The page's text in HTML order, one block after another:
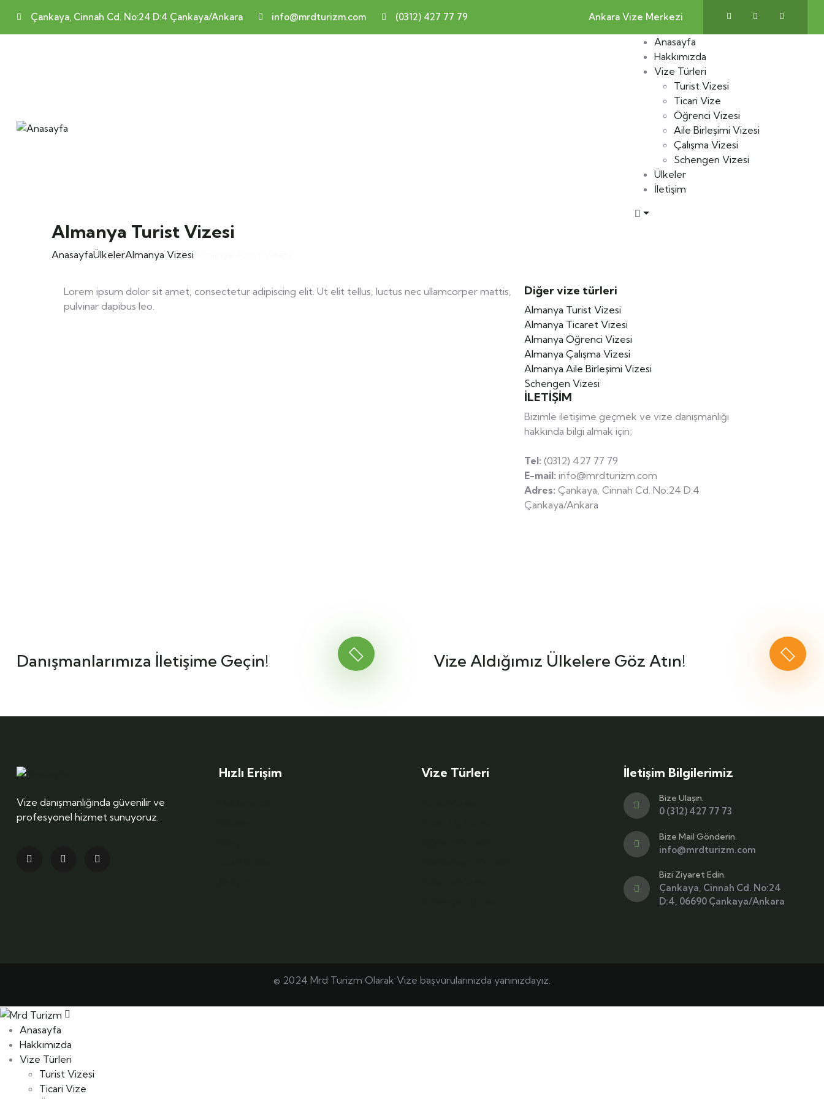
Çankaya, Cinnah Cd. No:24 D:4 Çankaya/Ankara info@mrdturizm.com (0312) 427 77 79 Ankara Vize Merkezi
Anasayfa
Hakkımızda
Vize Türleri
Turist Vizesi
Ticari Vize
Öğrenci Vizesi
Aile Birleşimi Vizesi
Çalışma Vizesi
Schengen Vizesi
Ülkeler
İletişim
Almanya Turist Vizesi
AnasayfaÜlkelerAlmanya Vizesi
Lorem ipsum dolor sit amet, consectetur adipiscing elit. Ut elit tellus, luctus nec ullamcorper mattis,
pulvinar dapibus leo.
Diğer vize türleri
Almanya Turist Vizesi
Almanya Ticaret Vizesi
Almanya Öğrenci Vizesi
Almanya Çalışma Vizesi
Almanya Aile Birleşimi Vizesi
Schengen Vizesi
İLETİŞİM
Bizimle iletişime geçmek ve vize danışmanlığı
hakkında bilgi almak için;
Tel: (0312) 427 77 79
E-mail: info@mrdturizm.com
Adres: Çankaya, Cinnah Cd. No:24 D:4
Çankaya/Ankara
Danışmanlarımıza İletişime Geçin! Vize Aldığımız Ülkelere Göz Atın!
Vize danışmanlığında güvenilir ve
profesyonel hizmet sunuyoruz.
Hızlı Erişim Vize Türleri İletişim Bilgilerimiz
Bize Ulaşın.
0 (312) 427 77 73
Bize Mail Gönderin.
info@mrdturizm.com
Bizi Ziyaret Edin.
Çankaya, Cinnah Cd. No:24
D:4, 06690 Çankaya/Ankara
© 2024 Mrd Turizm Olarak Vize başvurularınızda yanınızdayız.
Anasayfa
Hakkımızda
Vize Türleri
Turist Vizesi
Ticari Vize